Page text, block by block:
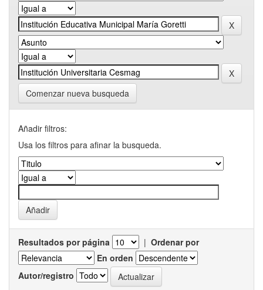
Comenzar nueva busqueda
Añadir filtros:
Usa los filtros para afinar la busqueda.
Resultados por página | Ordenar por
En orden
Autor/registro